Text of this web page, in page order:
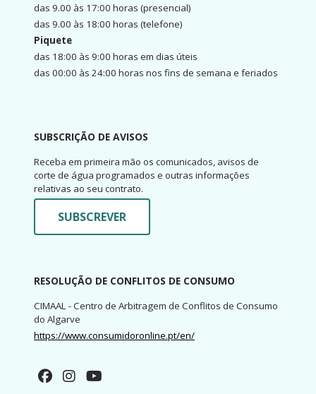
das 9.00 às 17:00 horas (presencial)
das 9.00 às 18:00 horas (telefone)
Piquete
das 18:00 às 9:00 horas em dias úteis
das 00:00 às 24:00 horas nos fins de semana e feriados
SUBSCRIÇÃO DE AVISOS
Receba em primeira mão os comunicados, avisos de
corte de água programados e outras informações
relativas ao seu contrato.
SUBSCREVER
RESOLUÇÃO DE CONFLITOS DE CONSUMO
CIMAAL - Centro de Arbitragem de Conflitos de Consumo
do Algarve
https://www.consumidoronline.pt/en/